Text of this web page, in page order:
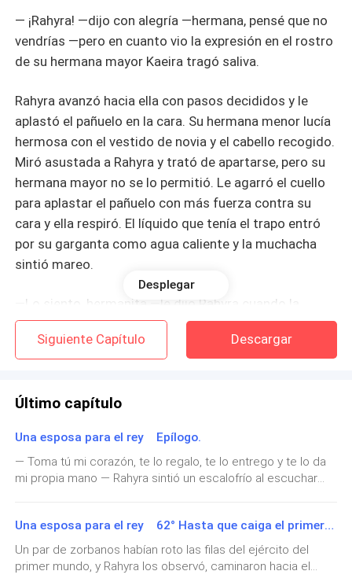
— ¡Rahyra! —dijo con alegría —hermana, pensé que no
vendrías —pero en cuanto vio la expresión en el rostro
de su hermana mayor Kaeira tragó saliva.
Rahyra avanzó hacia ella con pasos decididos y le
aplastó el pañuelo en la cara. Su hermana menor lucía
hermosa con el vestido de novia y el cabello recogido.
Miró asustada a Rahyra y trató de apartarse, pero su
hermana mayor no se lo permitió. Le agarró el cuello
para aplastar el pañuelo con más fuerza contra su
cara y ella respiró. El líquido que tenía el trapo entró
por su garganta como agua caliente y la muchacha
sintió mareo.
—Lo siento, hermanita —le dijo Rahyra cuando la
menor ya había perdido la conciencia —pero no dejaré
que este infierno sea para ti.
hermana y se lo puso, por suerte eran de una talla muy
cola larga y con espinas de rosas de oro que caían
como una cascada por la espalda.
de ceda, ahí la encontraría el hombre que contrató
para cuidarla.
Desplegar
Siguiente Capítulo Descargar
Último capítulo
Una esposa para el rey Epílogo.
— Toma tú mi corazón, te lo regalo, te lo entrego y te lo da
mi propia mano — Rahyra sintió un escalofrío al escuchar
muerte de Kaeira todo había terminado, Maxwell usó la
corona de piedra e hizo que los pocos sobrevivientes del
ejercito Zorbano, que resultaron ser unos cuatro mil, le
juraran eterna lealtad y después los dejó regresar a Zorba.
Una esposa para el rey 62° Hasta que caiga el primer mundo.
Un par de zorbanos habían roto las filas del ejército del
primer mundo, y Rahyra los observó, caminaron hacia el